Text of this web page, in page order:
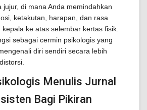
jujur, di mana Anda memindahkan
ketakutan, harapan, dan rasa
ke atas selembar kertas fisik.
sebagai cermin psikologis yang
diri sendiri secara lebih
Menulis Jurnal
Bagi Pikiran